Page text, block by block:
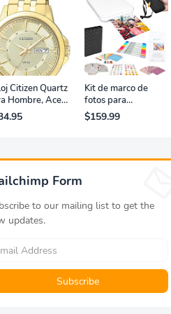
Citizen Quartz
Hombre, Acero
Clásico,
Kit de marco de
fotos para
impresora portátil
de fotografías y
$159.99
Form
to our mailing list to get the
updates.